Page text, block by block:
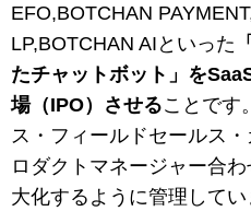
EFO,BOTCHAN
LP,BOTCHAN AIといった
たチャットボット」を
場（IPO）させることです
ス・フィールドセールス
ロダクトマネージャー合
大化するように管理してい